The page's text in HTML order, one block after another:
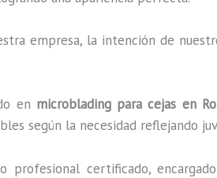
empresa, la intención de
en microblading para cejas en
según la necesidad reflejando
profesional certificado,